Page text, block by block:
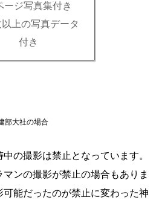
ージ写真集付き
以上の写真データ
付き
部大社の場合
の撮影は禁止となっています。
マンの撮影が禁止の場合もありま
能だったのが禁止に変わった神